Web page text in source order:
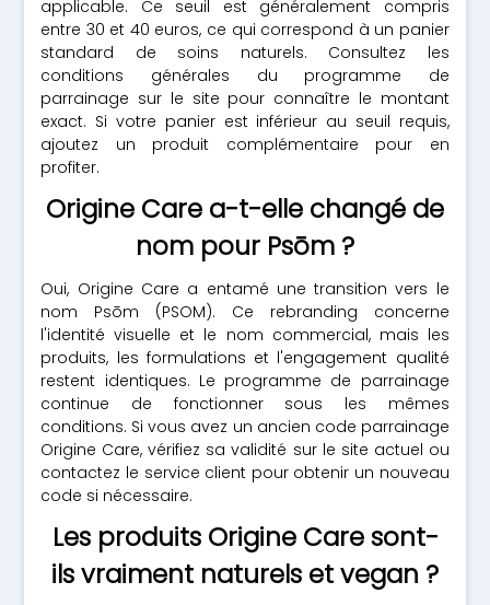
applicable. Ce seuil est généralement compris
entre 30 et 40 euros, ce qui correspond à un panier
standard de soins naturels. Consultez les
conditions générales du programme de
parrainage sur le site pour connaître le montant
exact. Si votre panier est inférieur au seuil requis,
ajoutez un produit complémentaire pour en
profiter.
Origine Care a-t-elle changé de
nom pour Psōm ?
Oui, Origine Care a entamé une transition vers le
nom Psōm (PSOM). Ce rebranding concerne
l'identité visuelle et le nom commercial, mais les
produits, les formulations et l'engagement qualité
restent identiques. Le programme de parrainage
continue de fonctionner sous les mêmes
conditions. Si vous avez un ancien code parrainage
Origine Care, vérifiez sa validité sur le site actuel ou
contactez le service client pour obtenir un nouveau
code si nécessaire.
Les produits Origine Care sont-
ils vraiment naturels et vegan ?